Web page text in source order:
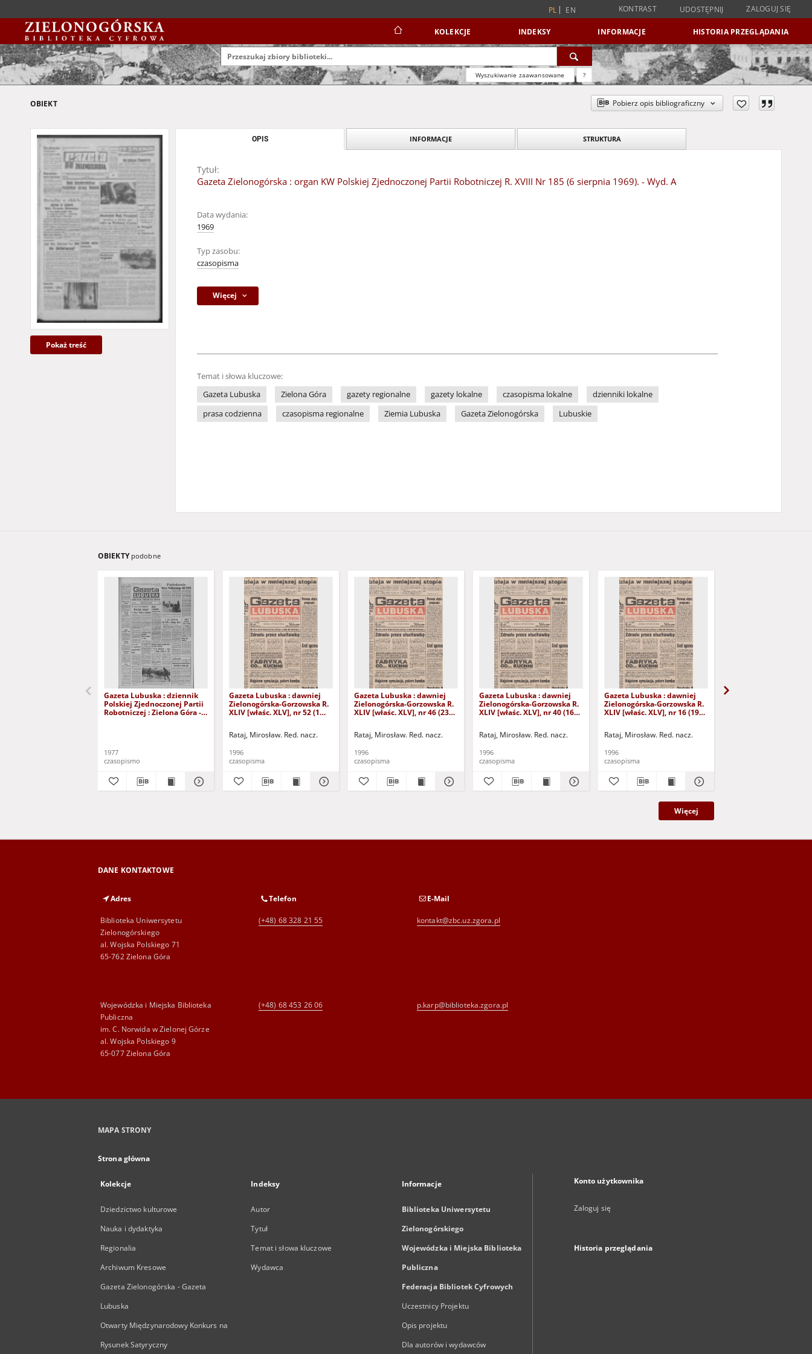
PL EN KONTRAST UDOSTĘPNIJ ZALOGUJ SIĘ
KOLEKCJE INDEKSY INFORMACJE HISTORIA PRZEGLĄDANIA
Wyszukiwanie zaawansowane ?
OBIEKT Pobierz opis bibliograficzny
Pokaż treść
OPIS INFORMACJE STRUKTURA
Tytuł:
Gazeta Zielonogórska : organ KW Polskiej Zjednoczonej Partii Robotniczej R. XVIII Nr 185 (6 sierpnia 1969). - Wyd. A
Data wydania:
1969
Typ zasobu:
czasopisma
Więcej
Temat i słowa kluczowe:
Gazeta Lubuska
Zielona Góra gazety regionalne gazety lokalne czasopisma lokalne
dzienniki lokalne
prasa codzienna
czasopisma regionalne Ziemia Lubuska Gazeta Zielonogórska Lubuskie
OBIEKTY podobne
Gazeta Lubuska : dziennik
Polskiej Zjednoczonej Partii
Robotniczej : Zielona Góra -
1977
czasopismo
Gazeta Lubuska : dawniej
Zielonogórska-Gorzowska R.
XLIV [właśc. XLV], nr 52 (1
Rataj, Mirosław. Red. nacz.
1996
czasopisma
Gazeta Lubuska : dawniej
Zielonogórska-Gorzowska R.
XLIV [właśc. XLV], nr 46 (23
Rataj, Mirosław. Red. nacz.
1996
czasopisma
Gazeta Lubuska : dawniej
Zielonogórska-Gorzowska R.
XLIV [właśc. XLV], nr 40 (16
Rataj, Mirosław. Red. nacz.
1996
czasopisma
Gazeta Lubuska : dawniej
Zielonogórska-Gorzowska R.
XLIV [właśc. XLV], nr 16 (19
Rataj, Mirosław. Red. nacz.
1996
czasopisma
Więcej
DANE KONTAKTOWE
Adres
Biblioteka Uniwersytetu
Zielonogórskiego
al. Wojska Polskiego 71
65-762 Zielona Góra
Telefon
(+48) 68 328 21 55
E-Mail
kontakt@zbc.uz.zgora.pl
Wojewódzka i Miejska Biblioteka
Publiczna
im. C. Norwida w Zielonej Górze
al. Wojska Polskiego 9
65-077 Zielona Góra
(+48) 68 453 26 06 p.karp@biblioteka.zgora.pl
MAPA STRONY
Strona główna
Kolekcje
Dziedzictwo kulturowe
Nauka i dydaktyka
Regionalia
Archiwum Kresowe
Gazeta Zielonogórska - Gazeta
Lubuska
Otwarty Międzynarodowy Konkurs na
Rysunek Satyryczny
Indeksy
Autor
Tytuł
Temat i słowa kluczowe
Wydawca
Informacje
Biblioteka Uniwersytetu
Zielonogórskiego
Wojewódzka i Miejska Biblioteka
Publiczna
Federacja Bibliotek Cyfrowych
Uczestnicy Projektu
Opis projektu
Dla autorów i wydawców
Konto użytkownika
Zaloguj się
Historia przeglądania